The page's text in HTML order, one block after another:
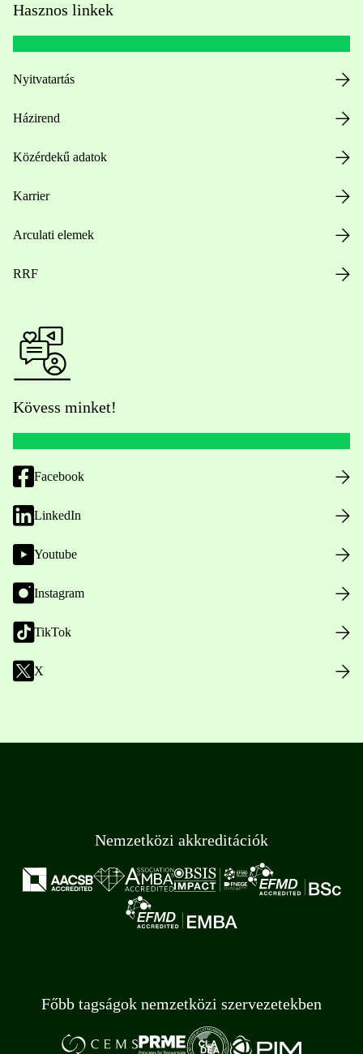
Hasznos linkek
Nyitvatartás
Házirend
Közérdekű adatok
Karrier
Arculati elemek
RRF
Kövess minket!
Facebook
LinkedIn
Youtube
Instagram
TikTok
X
Nemzetközi akkreditációk
Főbb tagságok nemzetközi szervezetekben